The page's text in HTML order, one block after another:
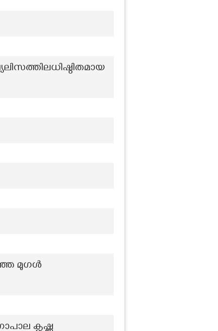
മുഗൾ
കൃഷ്ണ